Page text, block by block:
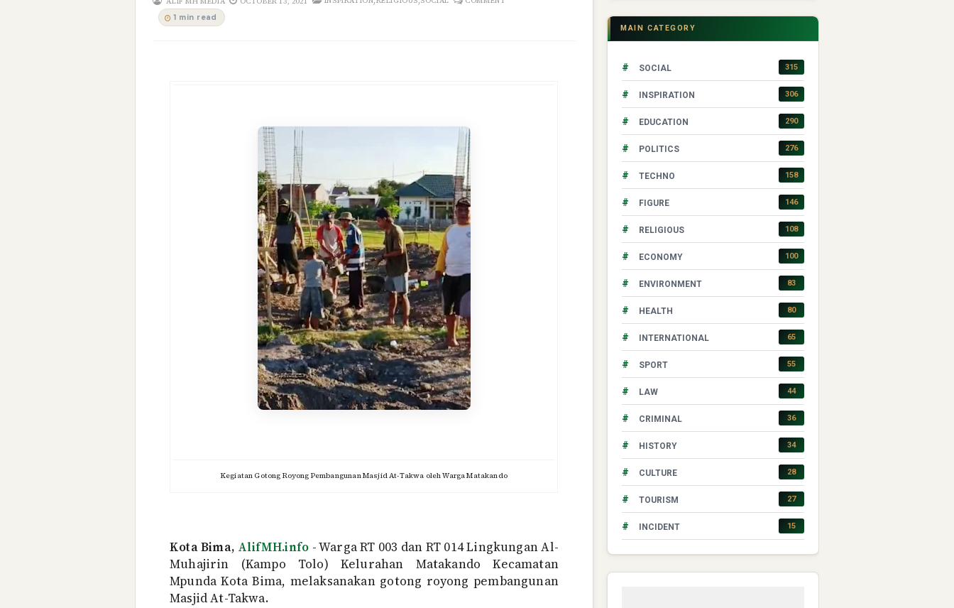
1 min read
Kegiatan Gotong Royong Pembangunan Masjid At-Takwa oleh Warga Matakando
Kota Bima, AlifMH.info - Warga RT 003 dan RT 014 Lingkungan Al-
Muhajirin (Kampo Tolo) Kelurahan Matakando Kecamatan
Mpunda Kota Bima, melaksanakan gotong royong pembangunan
Masjid At-Takwa.
MAIN CATEGORY
# SOCIAL 315
# INSPIRATION 306
# EDUCATION 290
# POLITICS 276
# TECHNO 158
# FIGURE 146
# RELIGIOUS 108
# ECONOMY 100
# ENVIRONMENT 83
# HEALTH 80
# INTERNATIONAL 65
# SPORT 55
# LAW 44
# CRIMINAL 36
# HISTORY 34
# CULTURE 28
# TOURISM 27
# INCIDENT 15